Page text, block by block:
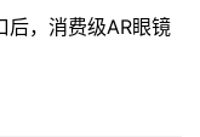
后，消费级AR眼镜